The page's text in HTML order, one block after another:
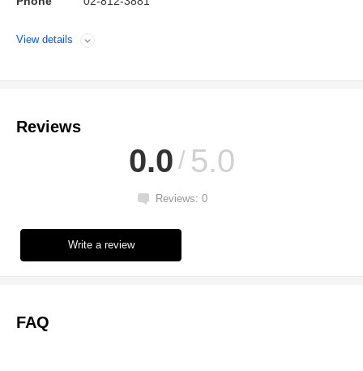
View details
Reviews
0.0 5.0
Reviews: 0
Write a review
FAQ